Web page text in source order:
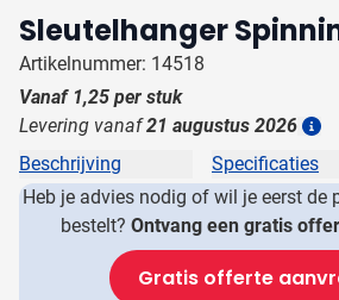
Sleutelhanger
Artikelnummer: 14518
Vanaf 1,25 per stuk
Levering vanaf21 augustus 2026
Beschrijving Specificaties
Heb je advies nodig of wil je eerst de
bestelt? Ontvang een gratis
Gratis offerte